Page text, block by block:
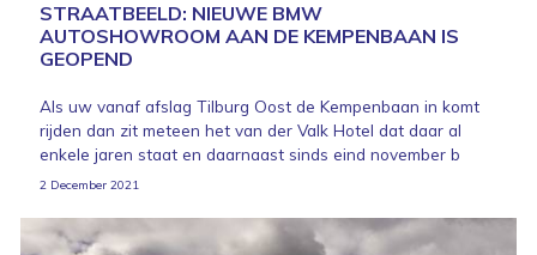
STRAATBEELD: NIEUWE BMW
AUTOSHOWROOM AAN DE KEMPENBAAN IS
GEOPEND
Als uw vanaf afslag Tilburg Oost de Kempenbaan in komt
rijden dan zit meteen het van der Valk Hotel dat daar al
enkele jaren staat en daarnaast sinds eind november b
2 December 2021